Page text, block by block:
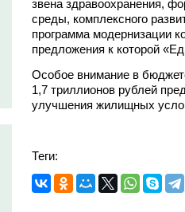
звена здравоохранения,
среды, комплексного
программа модернизации
предложения к которой
Особое внимание в
1,7 триллионов рублей
улучшения жилищных
Теги: